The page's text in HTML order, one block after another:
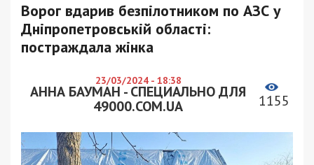
Ворог вдарив безпілотником по АЗС у
Дніпропетровській області:
постраждала жінка
23/03/2024 - 18:38
АННА БАУМАН - СПЕЦИАЛЬНО ДЛЯ
49000.COM.UA
1155